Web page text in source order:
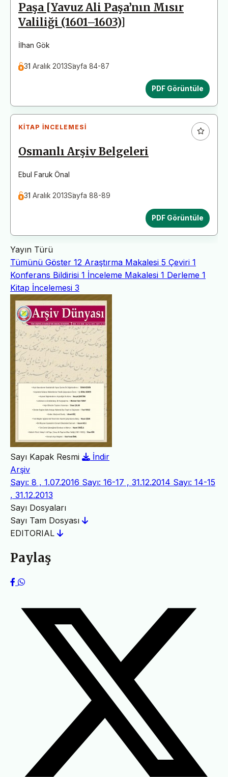
Paşa [Yavuz Ali Paşa’nın Mısır
Valiliği (1601–1603)]
İlhan Gök
31 Aralık 2013Sayfa 84-87
PDF Görüntüle
KITAP İNCELEMESI
Osmanlı Arşiv Belgeleri
Ebul Faruk Önal
31 Aralık 2013Sayfa 88-89
PDF Görüntüle
Yayın Türü
Tümünü Göster 12 Araştırma Makalesi 5 Çeviri 1
Konferans Bildirisi 1 İnceleme Makalesi 1 Derleme 1
Kitap İncelemesi 3
Sayı Kapak Resmi
İndir
Arşiv
Sayı: 8 , 1.07.2016 Sayı: 16-17 , 31.12.2014 Sayı: 14-15
, 31.12.2013
Sayı Dosyaları
Sayı Tam Dosyası
EDITORIAL
Paylaş